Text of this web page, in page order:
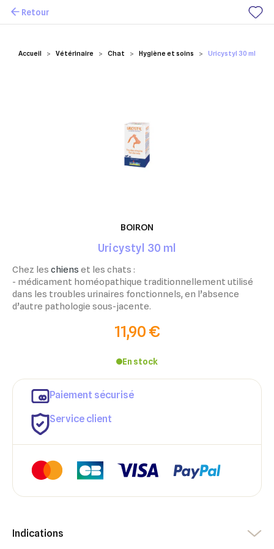
Mes favoris
Accueil Vétérinaire Chat Hygiène et soins Uricystyl 30 ml
Retour
BOIRON
Uricystyl 30 ml
Chez les chiens et les chats :
- médicament homéopathique traditionnellement utilisé
dans les troubles urinaires fonctionnels, en l’absence
d’autre pathologie sous-jacente.
11,90 €
En stock
Paiement sécurisé
Service client
Indications
Créer une liste d'envies ×
Connexion ×